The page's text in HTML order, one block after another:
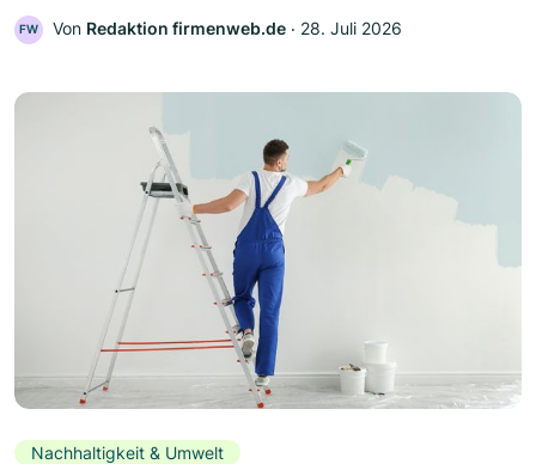
FW Von Redaktion firmenweb.de ‧ 28. Juli 2026
Nachhaltigkeit & Umwelt